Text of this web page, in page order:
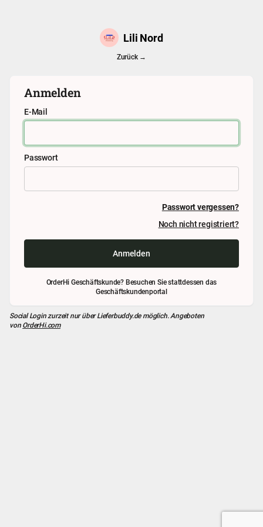
Lili Nord
Zurück →
Anmelden
E-Mail
Passwort
Passwort vergessen?
Noch nicht registriert?
Anmelden
OrderHi Geschäftskunde? Besuchen Sie stattdessen das
Geschäftskundenportal
Social Login zurzeit nur überLieferbuddy.demöglich. Angeboten
vonOrderHi.com